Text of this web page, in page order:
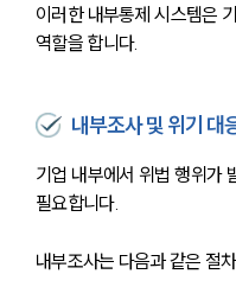
이러한 내부통제 시스템은
역할을 합니다.
내부조사 및 위기 대
기업 내부에서 위법 행위가
필요합니다.
내부조사는 다음과 같은 절